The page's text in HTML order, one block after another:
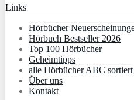
Links
Hörbücher
Hörbuch Bestseller 2026
Top 100 Hörbücher
Geheimtipps
alle Hörbücher ABC sortiert
Über uns
Kontakt